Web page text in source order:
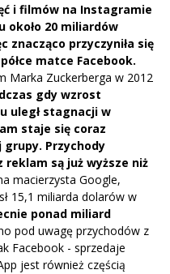
i filmów na Instagramie
około 20 miliardów
znacząco przyczyniła się
matce Facebook.
Marka Zuckerberga w 2012
gdy wzrost
uległ stagnacji w
staje się coraz
grupy. Przychody
są już wyższe niż
macierzysta Google,
15,1 miliarda dolarów w
ponad miliard
pod uwagę przychodów z
Facebook - sprzedaje
jest również częścią